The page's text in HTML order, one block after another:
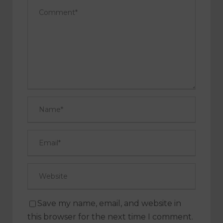
Save my name, email, and website in
this browser for the next time I comment.